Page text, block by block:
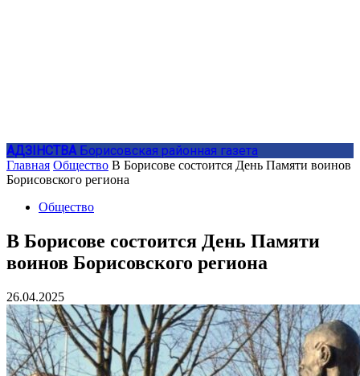
АДЗIНСТВА Борисовская районная газета
Главная Общество В Борисове состоится День Памяти воинов
Борисовского региона
Общество
В Борисове состоится День Памяти
воинов Борисовского региона
26.04.2025